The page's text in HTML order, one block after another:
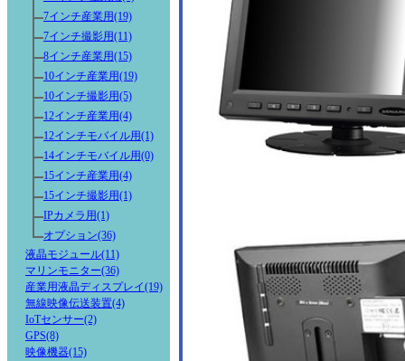
7インチ産業用(19)
7インチ撮影用(11)
8インチ産業用(15)
10インチ産業用(19)
10インチ撮影用(5)
12インチ産業用(4)
12インチモバイル用(1)
14インチモバイル用(0)
15インチ産業用(4)
15インチ撮影用(1)
IPカメラ用(1)
オプション(36)
液晶モジュール(11)
マリンモニター(36)
産業用液晶ディスプレイ(19)
無線映像伝送装置(4)
IoTセンサー(2)
GPS(8)
映像機器(15)